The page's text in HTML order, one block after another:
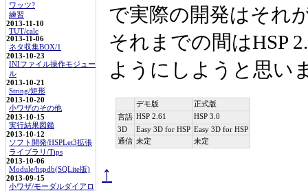
ワッツ?
練習
2013-11-10
TUT/calc
2013-11-06
ネタ収集BOX/1
2013-10-23
INIファイル操作モジュー
ル
2013-10-21
String/矩形
2013-10-20
小ワザのその他
2013-10-15
実行結果図鑑
2013-10-12
ソフト開発/HSPLet3拡張
ライブラリ/Tips
2013-10-06
Module/hspdb(SQLite版)
2013-09-15
小ワザ/モーダルダイアロ
で実際の開発はそれ
それまでの間はHSP
ようにしようと思い
デモ版
正式版
言語 HSP 2.61
HSP 3.0
3D
Easy 3D for HSP Easy 3D for HSP
通信 未定 未定
↑